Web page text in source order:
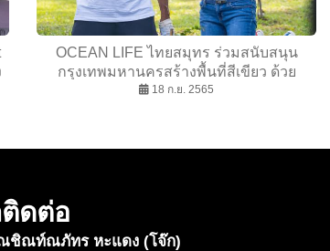
OCEAN LIFE ไทยสมุทร ร่วมสนับสนุน
กรุงเทพมหานครสร้างพื้นที่สีเขียว ด้วย
กิจกรรม PLANT WITH LOVE
18 ก.ย. 2565
ดต่อ
ชิณท์ณภัทร หะแดง (โจ๊ก)